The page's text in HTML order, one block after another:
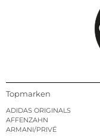
Topmarken
ADIDAS ORIGINALS
AFFENZAHN
ARMANI/PRIVÉ